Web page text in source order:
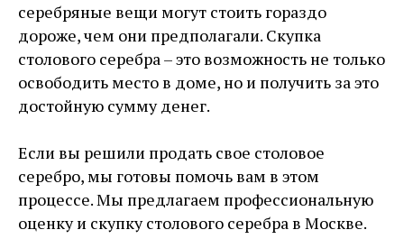
серебряные вещи могут стоить гораздо
дороже, чем они предполагали. Скупка
столового серебра – это возможность не только
освободить место в доме, но и получить за это
достойную сумму денег.
Если вы решили продать свое столовое
серебро, мы готовы помочь вам в этом
процессе. Мы предлагаем профессиональную
оценку и скупку столового серебра в Москве.